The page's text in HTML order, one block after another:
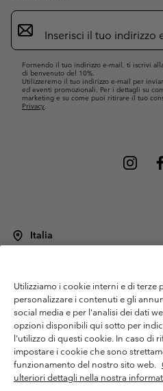
Iscrizione
e-
mail
Fornendo il tuo indirizzo e-mail, ti iscrivi
di benvenuto del 10%.
Utilizzeremo il tuo indirizzo e-mail per
ed eventi promozionali. Per i dettagli su
marketing e su come puoi ritirare il tuo
Privacy.
Italia
Termini di utilizzo
Condizioni Generali
Politica sulla privacy
Termini e condizioni del programma di
Condizioni di utilizzo dei contenuti
Cookies
Public CBCR
Utilizziamo i cookie interni e di terze
personalizzare i contenuti e gli
social media e per l'analisi dei dati
opzioni disponibili qui sotto per
l'utilizzo di questi cookie. In caso di
impostare i cookie che sono
funzionamento del nostro sito web.
ulteriori dettagli nella nostra
Seleziona il paese di
Shopping